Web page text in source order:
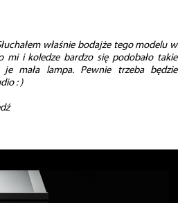
właśnie bodajże tego modelu w
mi i koledze bardzo się podobało takie
mała lampa. Pewnie trzeba będzie
: )